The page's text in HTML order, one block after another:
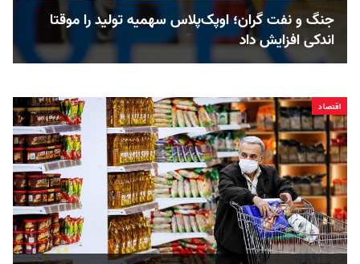
جنگ و نفت گران؛ اوپک‌پلاس سهمیه تولید را موقتا
اندکی افزایش داد
اقتصاد